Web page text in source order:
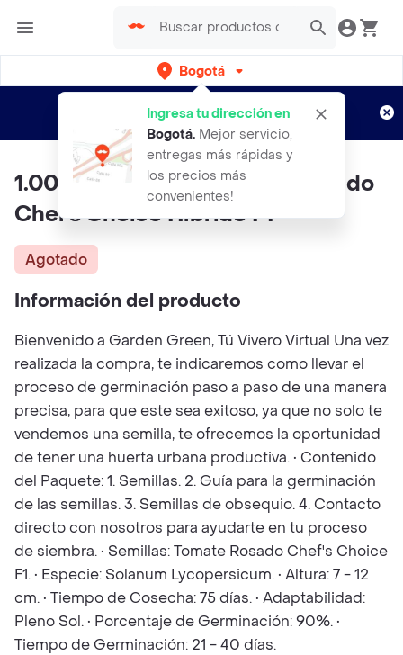
Bogotá
Ingresa tu dirección en
Bogotá. Mejor servicio,
entregas más rápidas y
los precios más
convenientes!
envíos gratis por semanas
Aplican TyC
1.000 Semillas De Tomate Rosado
Chef's Choice Híbrido F1
Agotado
Información del producto
Bienvenido a Garden Green, Tú Vivero Virtual Una vez
realizada la compra, te indicaremos como llevar el
proceso de germinación paso a paso de una manera
precisa, para que este sea exitoso, ya que no solo te
vendemos una semilla, te ofrecemos la oportunidad
de tener una huerta urbana productiva. • Contenido
del Paquete: 1. Semillas. 2. Guía para la germinación
de las semillas. 3. Semillas de obsequio. 4. Contacto
directo con nosotros para ayudarte en tu proceso
de siembra. • Semillas: Tomate Rosado Chef's Choice
F1. • Especie: Solanum Lycopersicum. • Altura: 7 - 12
cm. • Tiempo de Cosecha: 75 días. • Adaptabilidad:
Pleno Sol. • Porcentaje de Germinación: 90%. •
Tiempo de Germinación: 21 - 40 días.